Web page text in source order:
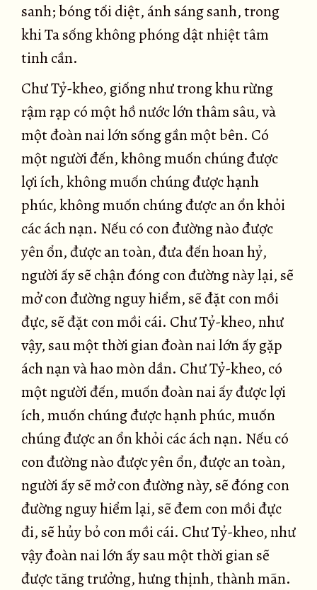
sanh; bóng tối diệt, ánh sáng sanh, trong
khi Ta sống không phóng dật nhiệt tâm
tinh cần.
Chư Tỷ-kheo, giống như trong khu rừng
rậm rạp có một hồ nước lớn thâm sâu, và
một đoàn nai lớn sống gần một bên. Có
một người đến, không muốn chúng được
lợi ích, không muốn chúng được hạnh
phúc, không muốn chúng được an ổn khỏi
các ách nạn. Nếu có con đường nào được
yên ổn, được an toàn, đưa đến hoan hỷ,
người ấy sẽ chận đóng con đường này lại, sẽ
mở con đường nguy hiểm, sẽ đặt con mồi
đực, sẽ đặt con mồi cái. Chư Tỷ-kheo, như
vậy, sau một thời gian đoàn nai lớn ấy gặp
ách nạn và hao mòn dần. Chư Tỷ-kheo, có
một người đến, muốn đoàn nai ấy được lợi
ích, muốn chúng được hạnh phúc, muốn
chúng được an ổn khỏi các ách nạn. Nếu có
con đường nào được yên ổn, được an toàn,
người ấy sẽ mở con đường này, sẽ đóng con
đường nguy hiểm lại, sẽ đem con mồi đực
đi, sẽ hủy bỏ con mồi cái. Chư Tỷ-kheo, như
vậy đoàn nai lớn ấy sau một thời gian sẽ
được tăng trưởng, hưng thịnh, thành mãn.